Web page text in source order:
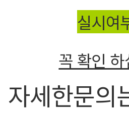
실시여
꼭 확인
자세한문의